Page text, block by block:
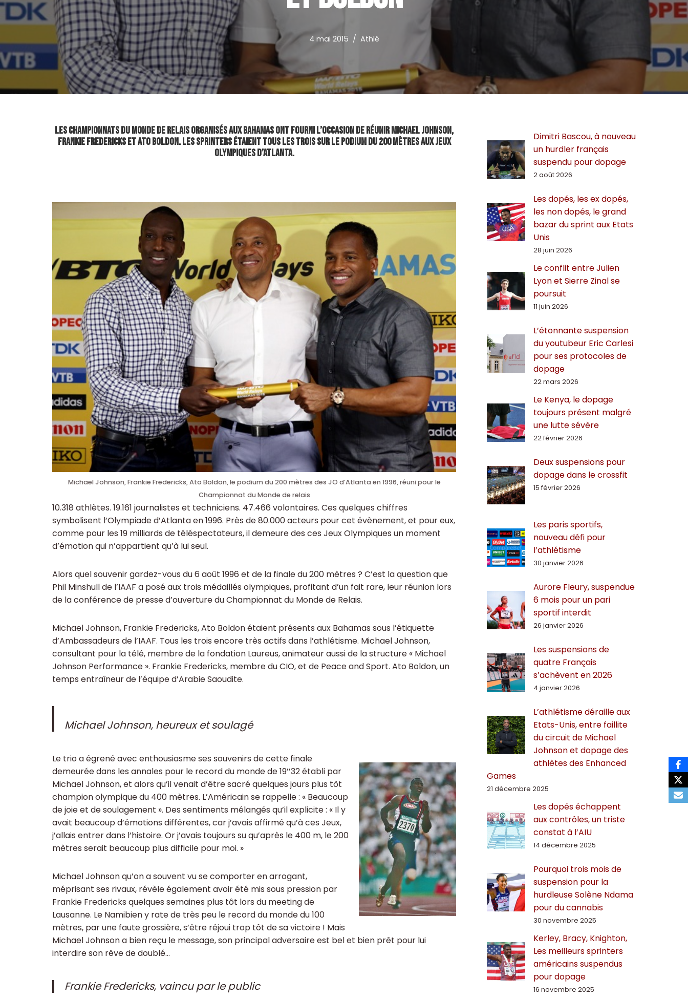
4 mai 2015 Athlé
Les championnats du monde de relais organisés aux Bahamas ont fourni l’occasion de réunir Michael Johnson,
Frankie Fredericks et Ato Boldon. Les sprinters étaient tous les trois sur le podium du 200 mètres aux Jeux
Olympiques d’Atlanta.
Michael Johnson, Frankie Fredericks, Ato Boldon, le podium du 200 mètres des JO d’Atlanta en 1996, réuni pour le
Championnat du Monde de relais
10.318 athlètes. 19.161 journalistes et techniciens. 47.466 volontaires. Ces quelques chiffres
symbolisent l’Olympiade d’Atlanta en 1996. Près de 80.000 acteurs pour cet évènement, et pour eux,
comme pour les 19 milliards de téléspectateurs, il demeure des ces Jeux Olympiques un moment
d’émotion qui n’appartient qu’à lui seul.
Alors quel souvenir gardez-vous du 6 août 1996 et de la finale du 200 mètres ? C’est la question que
Phil Minshull de l’IAAF a posé aux trois médaillés olympiques, profitant d’un fait rare, leur réunion lors
de la conférence de presse d’ouverture du Championnat du Monde de Relais.
Michael Johnson, Frankie Fredericks, Ato Boldon étaient présents aux Bahamas sous l’étiquette
d’Ambassadeurs de l’IAAF. Tous les trois encore très actifs dans l’athlétisme. Michael Johnson,
consultant pour la télé, membre de la fondation Laureus, animateur aussi de la structure « Michael
Johnson Performance ». Frankie Fredericks, membre du CIO, et de Peace and Sport. Ato Boldon, un
temps entraîneur de l’équipe d’Arabie Saoudite.
Michael Johnson, heureux et soulagé
Le trio a égrené avec enthousiasme ses souvenirs de cette finale
demeurée dans les annales pour le record du monde de 19’’32 établi par
Michael Johnson, et alors qu’il venait d’être sacré quelques jours plus tôt
champion olympique du 400 mètres. L’Américain se rappelle : « Beaucoup
de joie et de soulagement ». Des sentiments mélangés qu’il explicite : « Il y
avait beaucoup d’émotions différentes, car j’avais affirmé qu’à ces Jeux,
j’allais entrer dans l’histoire. Or j’avais toujours su qu’après le 400 m, le 200
mètres serait beaucoup plus difficile pour moi. »
Michael Johnson qu’on a souvent vu se comporter en arrogant,
méprisant ses rivaux, révèle également avoir été mis sous pression par
Frankie Fredericks quelques semaines plus tôt lors du meeting de
Lausanne. Le Namibien y rate de très peu le record du monde du 100
mètres, par une faute grossière, s’être réjoui trop tôt de sa victoire ! Mais
Michael Johnson a bien reçu le message, son principal adversaire est bel et bien prêt pour lui
interdire son rêve de doublé…
Frankie Fredericks, vaincu par le public
Dimitri Bascou, à nouveau
un hurdler français
suspendu pour dopage
2 août 2026
Les dopés, les ex dopés,
les non dopés, le grand
bazar du sprint aux Etats
Unis
28 juin 2026
Le conflit entre Julien
Lyon et Sierre Zinal se
poursuit
11 juin 2026
L’étonnante suspension
du youtubeur Eric Carlesi
pour ses protocoles de
dopage
22 mars 2026
Le Kenya, le dopage
toujours présent malgré
une lutte sévère
22 février 2026
Deux suspensions pour
dopage dans le crossfit
15 février 2026
Les paris sportifs,
nouveau défi pour
l’athlétisme
30 janvier 2026
Aurore Fleury, suspendue
6 mois pour un pari
sportif interdit
26 janvier 2026
Les suspensions de
quatre Français
s’achèvent en 2026
4 janvier 2026
L’athlétisme déraille aux
Etats-Unis, entre faillite
du circuit de Michael
Johnson et dopage des
athlètes des Enhanced
Games
21 décembre 2025
Les dopés échappent
aux contrôles, un triste
constat à l’AIU
14 décembre 2025
Pourquoi trois mois de
suspension pour la
hurdleuse Solène Ndama
pour du cannabis
30 novembre 2025
Kerley, Bracy, Knighton,
Les meilleurs sprinters
américains suspendus
pour dopage
16 novembre 2025